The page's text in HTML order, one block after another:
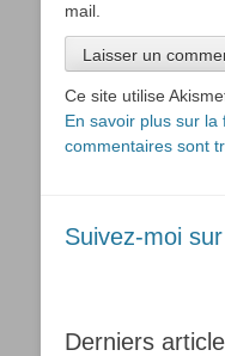
mail.
Ce site utilise
En savoir plus sur
commentaires sont
Suivez-moi
Derniers